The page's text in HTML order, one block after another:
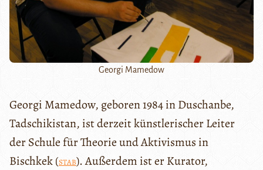
Georgi Mamedow
Georgi Mamedow, geboren 1984 in Duschanbe,
Tadschikistan, ist derzeit künstlerischer Leiter
der Schule für Theorie und Aktivismus in
Bischkek (STAB). Außerdem ist er Kurator,